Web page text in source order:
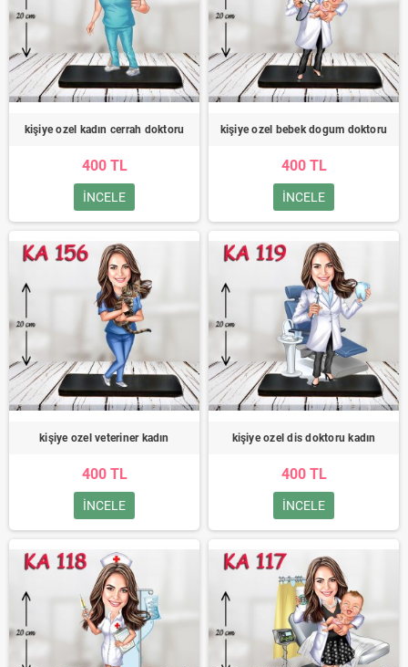
kişiye ozel kadın cerrah doktoru
400 TL
INCELE
kişiye ozel bebek dogum doktoru
400 TL
INCELE
kişiye ozel veteriner kadın
400 TL
INCELE
kişiye ozel dis doktoru kadın
400 TL
INCELE